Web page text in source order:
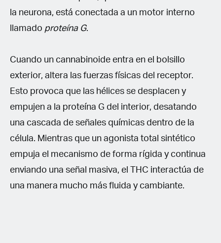
la neurona, está conectada a un motor interno
llamado proteína G.
Cuando un cannabinoide entra en el bolsillo
exterior, altera las fuerzas físicas del receptor.
Esto provoca que las hélices se desplacen y
empujen a la proteína G del interior, desatando
una cascada de señales químicas dentro de la
célula. Mientras que un agonista total sintético
empuja el mecanismo de forma rígida y continua
enviando una señal masiva, el THC interactúa de
una manera mucho más fluida y cambiante.